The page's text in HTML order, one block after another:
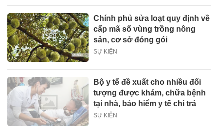
Chính phủ sửa loạt quy định về
cấp mã số vùng trồng nông
sản, cơ sở đóng gói
SỰ KIỆN
Bộ y tế đề xuất cho nhiều đối
tượng được khám, chữa bệnh
tại nhà, bảo hiểm y tế chi trả
SỰ KIỆN